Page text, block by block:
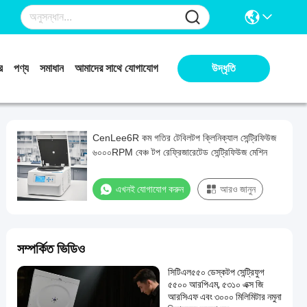
পণ্য সমাধান আমাদের সাথে যোগাযোগ উদ্ধৃতি
CenLee6R কম গতির টেবিলটপ ক্লিনিক্যাল সেন্ট্রিফিউজ
৬০০০RPM বেঞ্চ টপ রেফ্রিজারেটেড সেন্ট্রিফিউজ মেশিন
এখনই যোগাযোগ করুন আরও জানুন
সম্পর্কিত ভিডিও
সিটিএল৫৫০ ডেস্কটপ সেন্ট্রিফুগ
৫৫০০ আরপিএম, ৫৩১০ এক্স জি
আরসিএফ এবং ৩০০০ মিলিমিটার নমুনা